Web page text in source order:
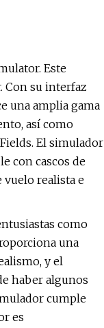
Este
Con su interfaz
una amplia gama
así como
El simulador
con cascos de
realista e
como
una
y el
haber algunos
cumple
es